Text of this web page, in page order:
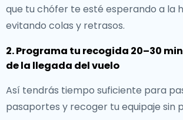
que tu chófer te esté esperando a la
evitando colas y retrasos.
2. Programa tu recogida 20–30
de la llegada del vuelo
Así tendrás tiempo suficiente para
pasaportes y recoger tu equipaje sin